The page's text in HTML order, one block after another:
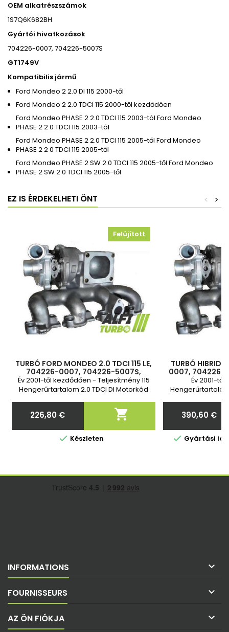
OEM alkatrészszámok
1S7Q6K682BH
Gyártói hivatkozások
704226-0007, 704226-5007S
GT1749V
Kompatibilis jármű
Ford Mondeo 2 2.0 DI 115 2000-től
Ford Mondeo 2 2.0 TDCI 115 2000-től kezdődően
Ford Mondeo PHASE 2 2.0 TDCI 115 2003-tól Ford Mondeo
PHASE 2 2 0 TDCI 115 2003-tól
Ford Mondeo PHASE 2 2.0 TDCI 115 2005-től Ford Mondeo
PHASE 2 2 0 TDCI 115 2005-től
Ford Mondeo PHASE 2 SW 2.0 TDCI 115 2005-től Ford Mondeo
PHASE 2 SW 2 0 TDCI 115 2005-től
EZ IS ÉRDEKELHETI ÖNT >
<
Felújított
TURBÓ FORD MONDEO 2.0 TDCI 115 LE,
704226-0007, 704226-5007S,
1201315, 1126058, 1S7Q6K682BH,
1S7Q6K682BJ, 1590079, RE1S7Q6K682B,
Év 2001-től kezdődően - Teljesítmény 115
Hengerűrtartalom 2.0 TDCI DI Motorkód
Ár
226,80 € 
 Készleten
TURBÓ HIBRID
0007, 704226-
Év 2001-től
Ár
390,60 €
 Gyártási
INFORMATIONS 
FOURNISSEURS 
AZ ÖN FIÓKJA 